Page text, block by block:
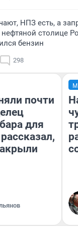
НПЗ есть, а
столице
бензин
298
почти
для